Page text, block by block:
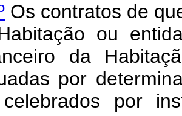
Os contratos de
ou
da
por
por